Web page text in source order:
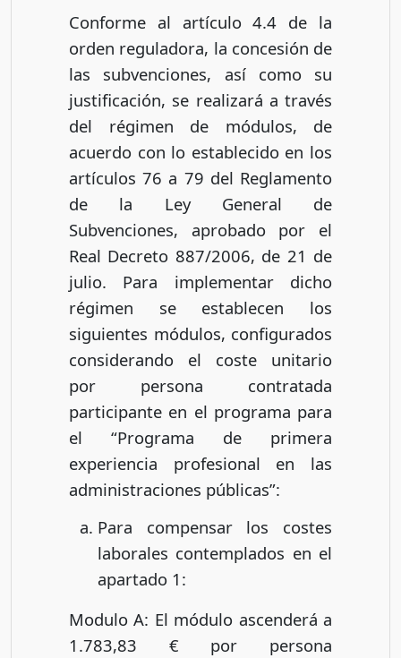
Conforme al artículo 4.4 de la
orden reguladora, la concesión de
las subvenciones, así como su
justificación, se realizará a través
del régimen de módulos, de
acuerdo con lo establecido en los
artículos 76 a 79 del Reglamento
de la Ley General de
Subvenciones, aprobado por el
Real Decreto 887/2006, de 21 de
julio. Para implementar dicho
régimen se establecen los
siguientes módulos, configurados
considerando el coste unitario
por persona contratada
participante en el programa para
el “Programa de primera
experiencia profesional en las
administraciones públicas”:
Para compensar los costes
laborales contemplados en el
apartado 1:
Modulo A: El módulo ascenderá a
1.783,83 € por persona